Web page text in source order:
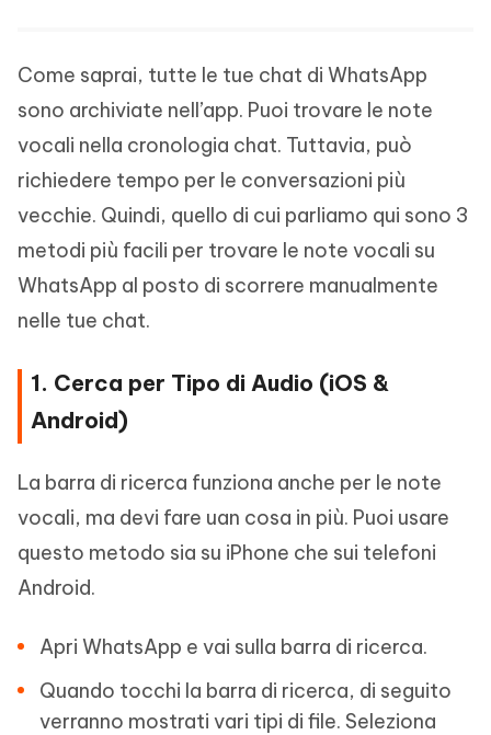
Come saprai, tutte le tue chat di WhatsApp
sono archiviate nell’app. Puoi trovare le note
vocali nella cronologia chat. Tuttavia, può
richiedere tempo per le conversazioni più
vecchie. Quindi, quello di cui parliamo qui sono 3
metodi più facili per trovare le note vocali su
WhatsApp al posto di scorrere manualmente
nelle tue chat.
1. Cerca per Tipo di Audio (iOS &
Android)
La barra di ricerca funziona anche per le note
vocali, ma devi fare uan cosa in più. Puoi usare
questo metodo sia su iPhone che sui telefoni
Android.
Apri WhatsApp e vai sulla barra di ricerca.
Quando tocchi la barra di ricerca, di seguito
verranno mostrati vari tipi di file. Seleziona